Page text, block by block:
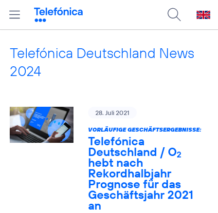
Telefónica Deutschland News
2024
28. Juli 2021
VORLÄUFIGE GESCHÄFTSERGEBNISSE:
Telefónica
Deutschland / O2
hebt nach
Rekordhalbjahr
Prognose für das
Geschäftsjahr 2021
an